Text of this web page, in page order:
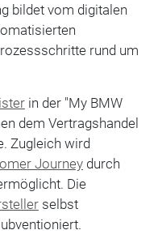
bildet vom digitalen
rund um
in der "My BMW
dem Vertragshandel
Zugleich wird
Journeydurch
Die
selbst